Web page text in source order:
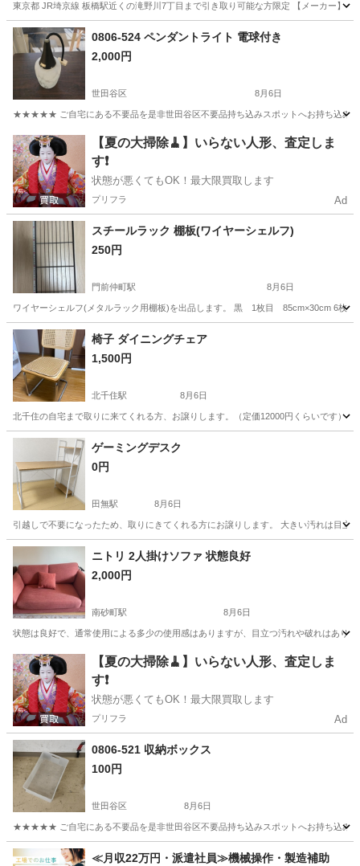
東京都 JR埼京線 板橋駅近くの滝野川7丁目まで引き取り可能な方限定 【メーカー】
東京 板橋区 その他
0806-524 ペンダントライト 電球付き
2,000円
世田谷区 8月6日
★★★★★ ご自宅にある不要品を是非世田谷区不要品持ち込みスポットへお持ち込みし
東京 世田谷区 照明器具 ペンダントライト
【夏の大掃除🧹】いらない人形、査定しま
す❗️
状態が悪くてもOK！最大限買取します
プリフラ Ad
スチールラック 棚板(ワイヤーシェルフ)
250円
門前仲町駅 8月6日
ワイヤーシェルフ(メタルラック用棚板)を出品します。 黒 1枚目 85cm×30cm 6枚
東京 江東区 門前仲町駅 収納家具
椅子 ダイニングチェア
1,500円
北千住駅 8月6日
北千住の自宅まで取りに来てくれる方、お譲りします。（定価12000円くらいです）
東京 足立区 北千住駅 椅子
ゲーミングデスク
0円
田無駅 8月6日
引越しで不要になったため、取りにきてくれる方にお譲りします。 大きい汚れは目
東京 西東京市 田無駅 テーブル ゲーミングデスク
ニトリ 2人掛けソファ 状態良好
2,000円
南砂町駅 8月6日
状態は良好で、通常使用による多少の使用感はありますが、目立つ汚れや破れはあり
東京 江東区 南砂町駅 ソファ ニトリ
【夏の大掃除🧹】いらない人形、査定しま
す❗️
状態が悪くてもOK！最大限買取します
プリフラ Ad
0806-521 収納ボックス
100円
世田谷区 8月6日
★★★★★ ご自宅にある不要品を是非世田谷区不要品持ち込みスポットへお持ち込みし
東京 世田谷区 収納家具 ボックス
≪月収22万円・派遣社員≫機械操作・製造補助